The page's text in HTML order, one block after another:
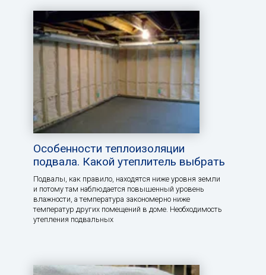
Особенности теплоизоляции
подвала. Какой утеплитель выбрать
Подвалы, как правило, находятся ниже уровня земли
и потому там наблюдается повышенный уровень
влажности, а температура закономерно ниже
температур других помещений в доме. Необходимость
утепления подвальных